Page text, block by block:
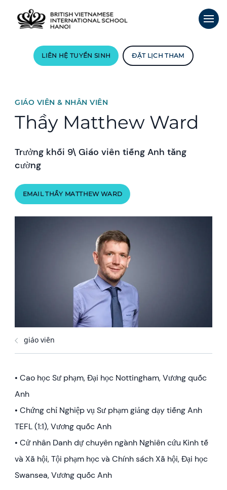
LIÊN HỆ TUYỂN SINH ĐẶT LỊCH THAM
GIÁO VIÊN & NHÂN VIÊN
Thầy Matthew Ward
Trưởng khối 9\ Giáo viên tiếng Anh tăng
cường
EMAIL THẦY MATTHEW WARD
giáo viên
• Cao học Sư phạm, Đại học Nottingham, Vương quốc
Anh
• Chứng chỉ Nghiệp vụ Sư phạm giảng dạy tiếng Anh
TEFL (1:1), Vương quốc Anh
• Cử nhân Danh dự chuyên ngành Nghiên cứu Kinh tế
và Xã hội, Tội phạm học và Chính sách Xã hội, Đại học
Swansea, Vương quốc Anh